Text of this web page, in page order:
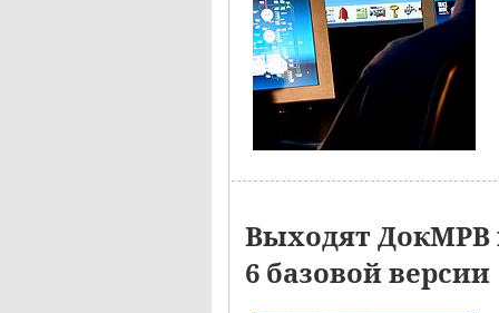
Выходят ДокМРВ
6 базовой версии